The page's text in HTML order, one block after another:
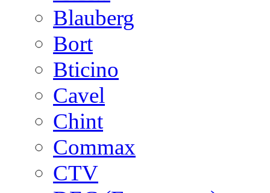
Blauberg
Bort
Bticino
Cavel
Chint
Commax
CTV